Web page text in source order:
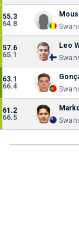
55.3
64.8
57.6
65.1
Leo
63.1
66.4
61.2
66.5